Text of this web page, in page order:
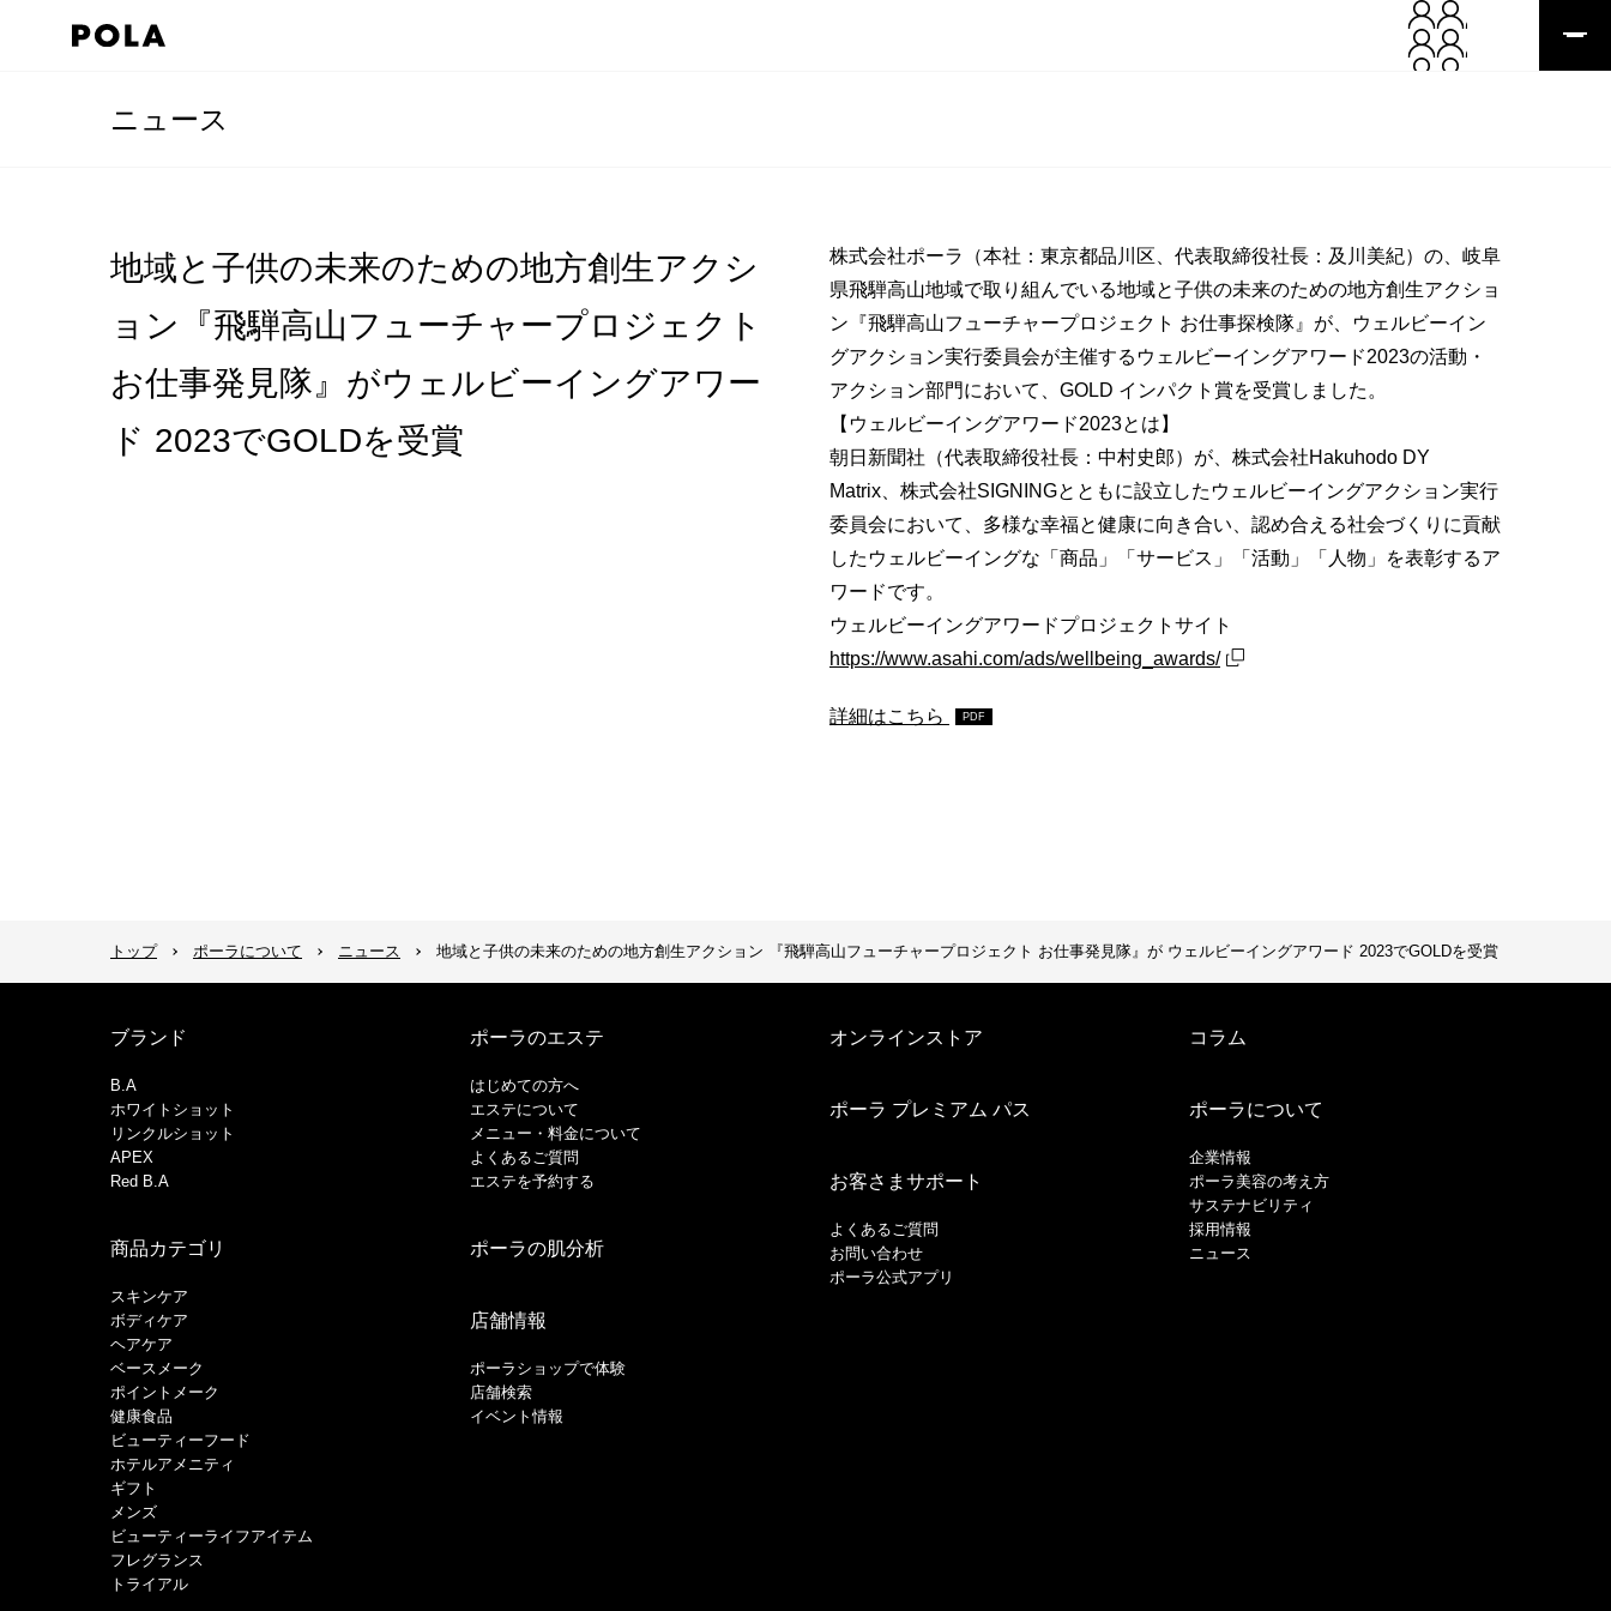
ニュース
地域と子供の未来のための地方創生アクシ
ョン『飛騨高山フューチャープロジェクト
お仕事発見隊』がウェルビーイングアワー
ド 2023でGOLDを受賞
株式会社ポーラ（本社：東京都品川区、代表取締役社長：及川美紀）の、岐阜
県飛騨高山地域で取り組んでいる地域と子供の未来のための地方創生アクショ
ン『飛騨高山フューチャープロジェクト お仕事探検隊』が、ウェルビーイン
グアクション実行委員会が主催するウェルビーイングアワード2023の活動・
アクション部門において、GOLD インパクト賞を受賞しました。
【ウェルビーイングアワード2023とは】
朝日新聞社（代表取締役社長：中村史郎）が、株式会社Hakuhodo DY
Matrix、株式会社SIGNINGとともに設立したウェルビーイングアクション実行
委員会において、多様な幸福と健康に向き合い、認め合える社会づくりに貢献
したウェルビーイングな「商品」「サービス」「活動」「人物」を表彰するア
ワードです。
ウェルビーイングアワードプロジェクトサイト
https://www.asahi.com/ads/wellbeing_awards/
詳細はこちら
トップ ポーラについて ニュース 地域と子供の未来のための地方創生アクション 『飛騨高山フューチャープロジェクト お仕事発見隊』が ウェルビーイングアワード 2023でGOLDを受賞
ブランド
B.A
ホワイトショット
リンクルショット
APEX
Red B.A
商品カテゴリ
スキンケア
ボディケア
ヘアケア
​ベースメーク​
ポイントメーク​
健康食品
ビューティーフード
ホテルアメニティ
ギフト
メンズ
ビューティーライフアイテム
フレグランス
トライアル
ポーラのエステ
はじめての方へ
エステについて
メニュー・料金について
よくあるご質問
エステを予約する
ポーラの肌分析
店舗情報
ポーラショップで体験
店舗検索
イベント情報
オンラインストア
ポーラ プレミアム パス
お客さまサポート
よくあるご質問
お問い合わせ
ポーラ公式アプリ
コラム
ポーラについて
企業情報
ポーラ美容の考え方
サステナビリティ
採用情報
ニュース